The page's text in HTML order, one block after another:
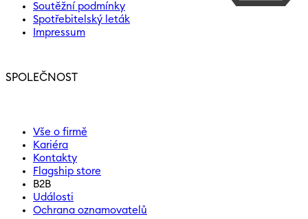
Soutěžní podmínky
Spotřebitelský leták
Impressum
SPOLEČNOST
Vše o firmě
Kariéra
Kontakty
Flagship store
B2B
Události
Ochrana oznamovatelů